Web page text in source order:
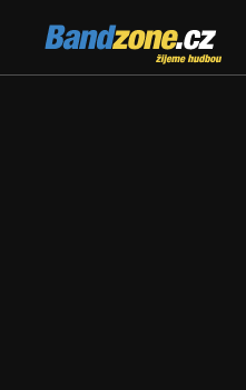
Bandzone.cz
žijeme hudbou